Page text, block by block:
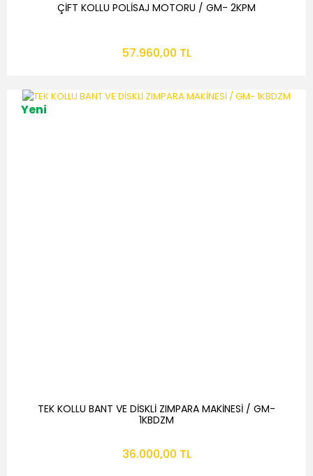
ÇİFT KOLLU POLİSAJ MOTORU / GM- 2KPM
57.960,00 TL
Yeni
TEK KOLLU BANT VE DİSKLİ ZIMPARA MAKİNESİ / GM-
1KBDZM
36.000,00 TL